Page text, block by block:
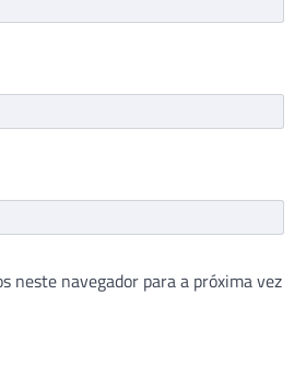
neste navegador para a próxima vez